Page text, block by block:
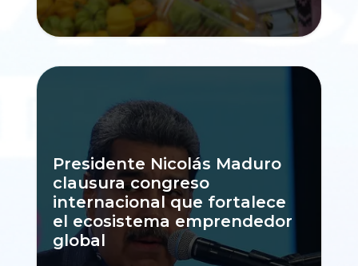
Presidente Nicolás Maduro
clausura congreso
internacional que fortalece
el ecosistema emprendedor
global